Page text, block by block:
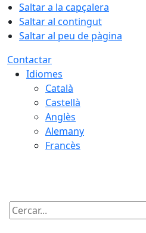
Saltar a la capçalera
Saltar al contingut
Saltar al peu de pàgina
Contactar
Idiomes
Català
Castellà
Anglès
Alemany
Francès
Cercar: